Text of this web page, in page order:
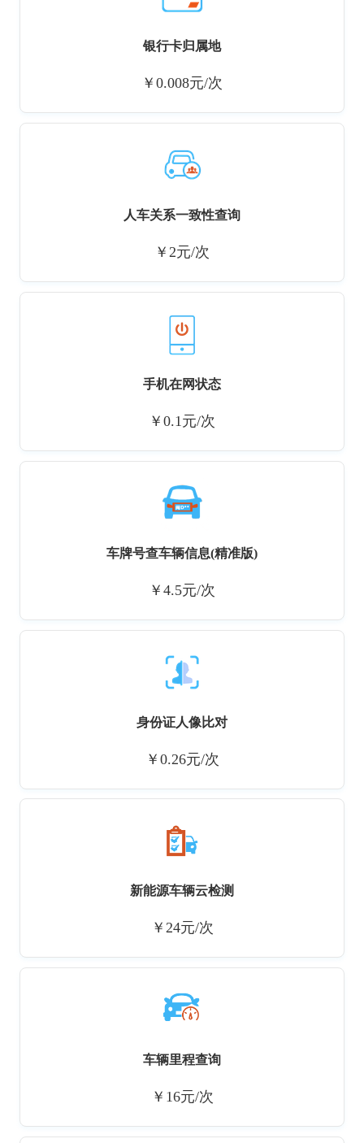
银行卡归属地
￥0.008元/次
人车关系一致性查询
￥2元/次
手机在网状态
￥0.1元/次
车牌号查车辆信息(精准版)
￥4.5元/次
身份证人像比对
￥0.26元/次
新能源车辆云检测
￥24元/次
车辆里程查询
￥16元/次